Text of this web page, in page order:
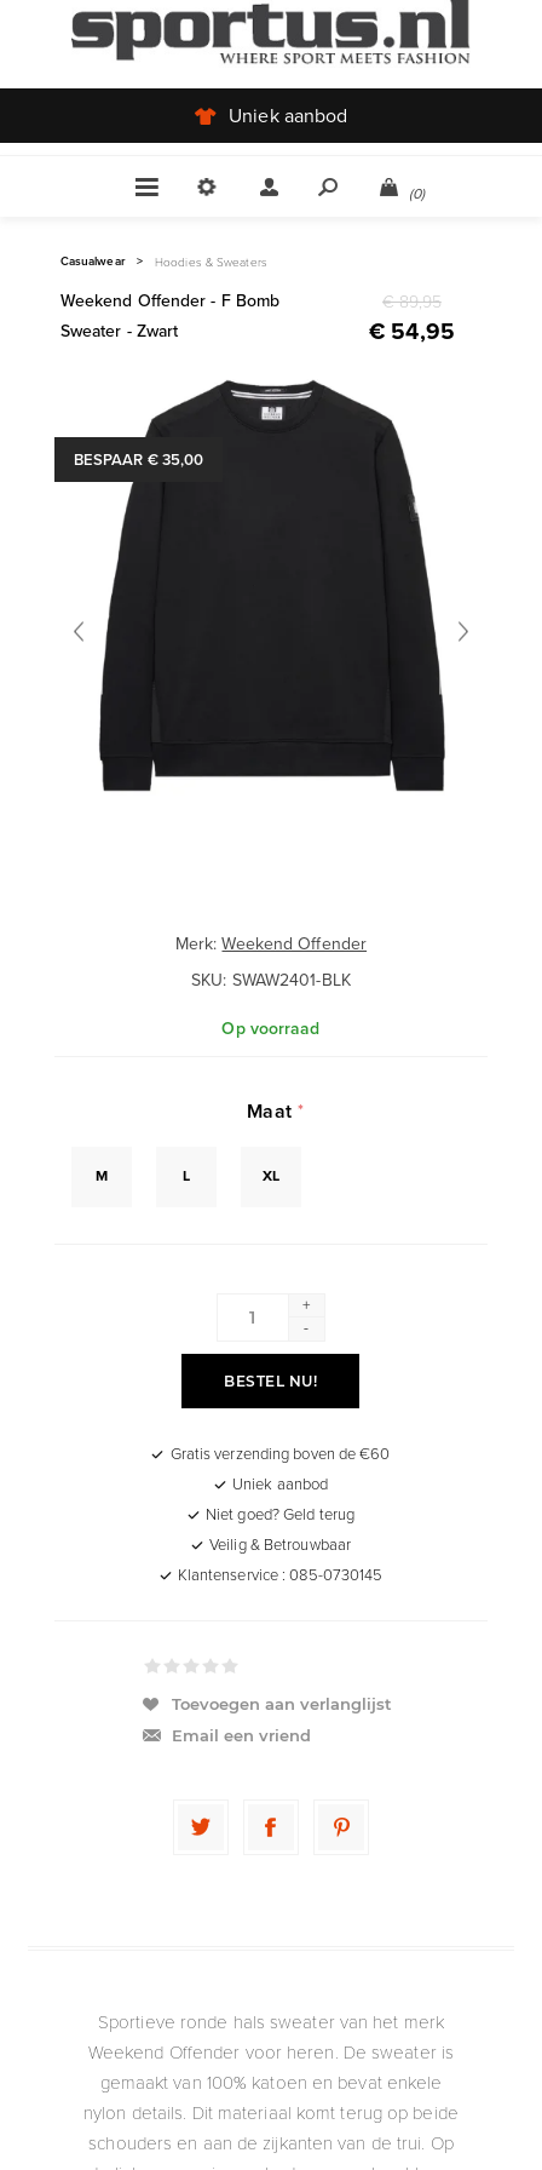
Uniek aanbod
(0)
Casualwear > Hoodies & Sweaters
Weekend Offender - F Bomb
Sweater - Zwart
€ 89,95
€ 54,95
BESPAAR € 35,00
Merk: Weekend Offender
SKU: SWAW2401-BLK
Op voorraad
Maat*
M L XL
+
-
BESTEL NU!
Gratis verzending boven de €60
Uniek aanbod
Niet goed? Geld terug
Veilig & Betrouwbaar
Klantenservice : 085-0730145
Toevoegen aan verlanglijst
Email een vriend
Sportieve ronde hals sweater van het merk
Weekend Offender voor heren. De sweater is
gemaakt van 100% katoen en bevat enkele
nylon details. Dit materiaal komt terug op beide
schouders en aan de zijkanten van de trui. Op